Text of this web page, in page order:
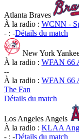
Atlanta Braves
À la radio : WCNN -
- : -Détails du match
New York
À la radio : WFAN 66
--
À la radio : WFAN 66
The Fan
Détails du match
Los Angeles Angels
À la radio : KLAA
- : -Détails du match